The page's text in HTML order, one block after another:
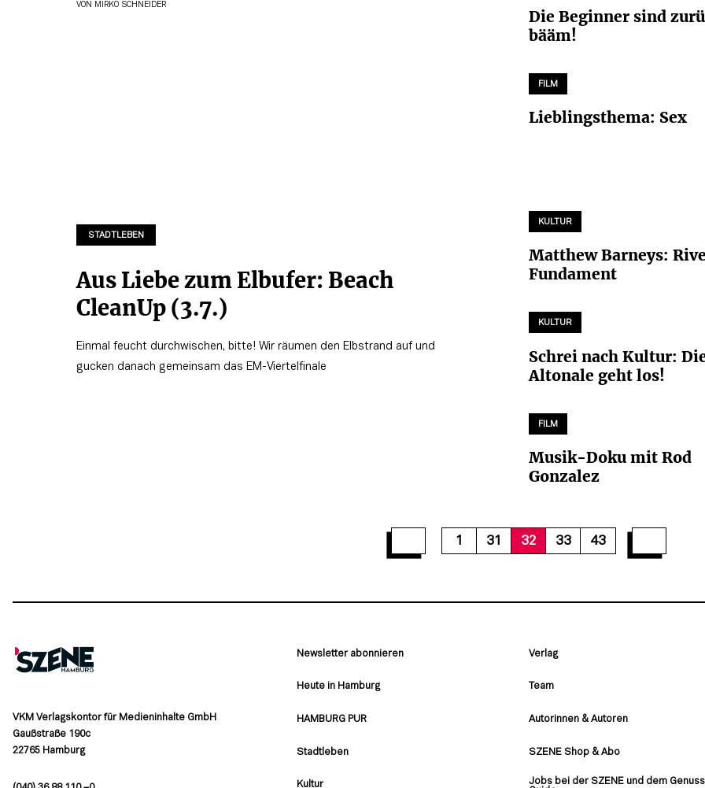
VON MIRKO SCHNEIDER
Die Beginner sind
bääm!
FILM
Lieblingsthema: Sex
STADTLEBEN
Aus Liebe zum Elbufer: Beach
CleanUp (3.7.)
Einmal feucht durchwischen, bitte! Wir räumen den Elbstrand auf und
gucken danach gemeinsam das EM-Viertelfinale
KULTUR
Matthew Barneys:
Fundament
KULTUR
Schrei nach Kultur:
Altonale geht los!
FILM
Musik-Doku mit Rod
Gonzalez
1 31 32 33 43
38 41 42
VKM Verlagskontor für Medieninhalte GmbH
Gaußstraße 190c
22765 Hamburg
Newsletter abonnieren
Heute in Hamburg
HAMBURG PUR
Stadtleben
Kultur
Verlag
Team
Autorinnen & Autoren
SZENE Shop & Abo
Jobs bei der SZENE und dem